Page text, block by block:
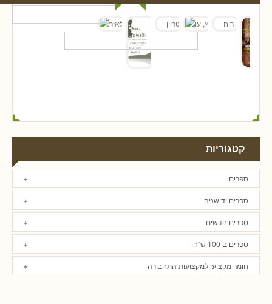
קטגוריות
ספרים
ספרים יד שניה
ספרים חדשים
ספרים ב-100 ש"ח
חומר מקצועי למקצועות התחבורה